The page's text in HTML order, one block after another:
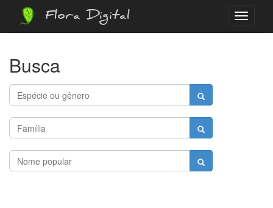
Menu
Flora Digital
Busca